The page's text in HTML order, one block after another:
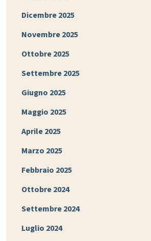
Dicembre 2025
Novembre 2025
Ottobre 2025
Settembre 2025
Giugno 2025
Maggio 2025
Aprile 2025
Marzo 2025
Febbraio 2025
Ottobre 2024
Settembre 2024
Luglio 2024